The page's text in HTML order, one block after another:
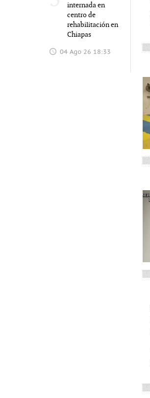
internada en
centro de
rehabilitación en
Chiapas
04 Ago 26 18:33